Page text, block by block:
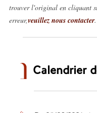
trouver l'original en cliquant
erreur,veuillez nous contacter.
Calendrier